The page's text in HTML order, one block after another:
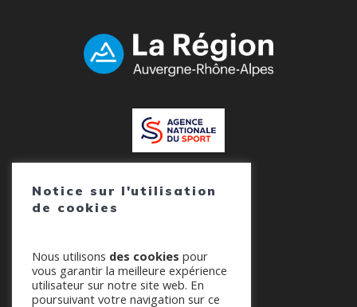
Notice sur l'utilisation
de cookies
Nous utilisons des cookies pour
vous garantir la meilleure expérience
utilisateur sur notre site web. En
poursuivant votre navigation sur ce